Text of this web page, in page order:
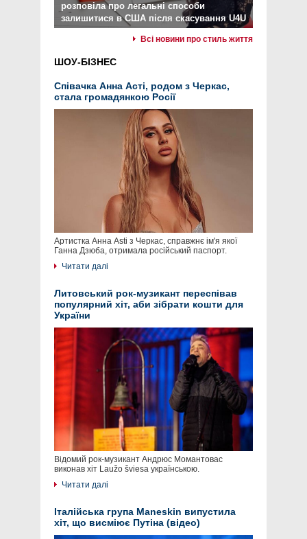
розповіла про легальні способи
залишитися в США після скасування U4U
Всі новини про стиль життя
ШОУ-БІЗНЕС
Співачка Анна Асті, родом з Черкас,
стала громадянкою Росії
Артистка Анна Asti з Черкас, справжнє ім'я якої
Ганна Дзюба, отримала російський паспорт.
Читати далі
Литовський рок-музикант переспівав
популярний хіт, аби зібрати кошти для
України
Відомий рок-музикант Андрюс Момантовас
виконав хіт Laužo šviesa українською.
Читати далі
Італійська група Maneskin випустила
хіт, що висміює Путіна (відео)